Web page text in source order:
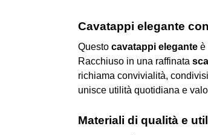
Cavatappi elegante
Questo cavatappi eleganteè
Racchiuso in una raffinata
richiama convivialità,
unisce utilità quotidiana e
Materiali di qualità e